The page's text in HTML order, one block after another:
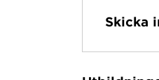
Skicka